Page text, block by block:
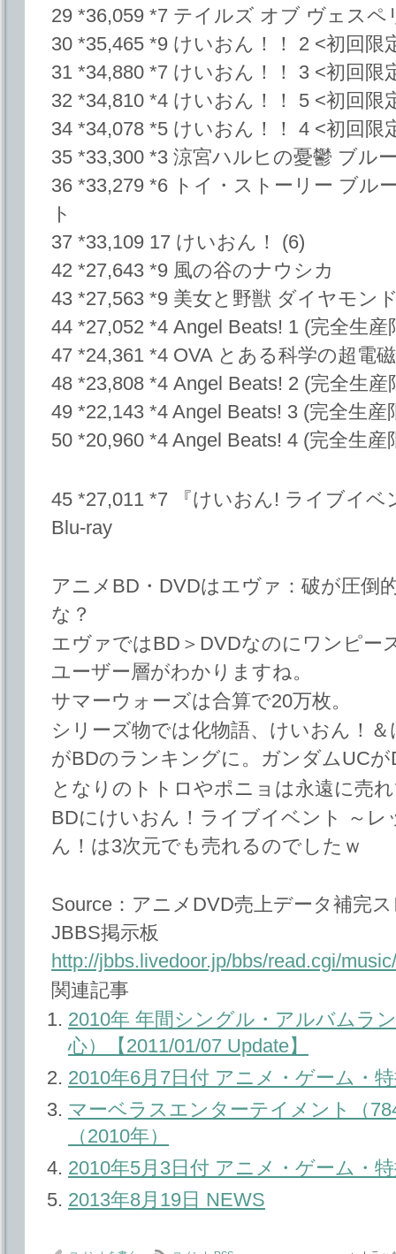
29 *36,059 *7 テイルズ オブ ヴェスペ
30 *35,465 *9 けいおん！！ 2 <初回限
31 *34,880 *7 けいおん！！ 3 <初回限
32 *34,810 *4 けいおん！！ 5 <初回限
34 *34,078 *5 けいおん！！ 4 <初回限
35 *33,300 *3 涼宮ハルヒの憂鬱 ブル
36 *33,279 *6 トイ・ストーリー ブル
ト
37 *33,109 17 けいおん！ (6)
42 *27,643 *9 風の谷のナウシカ
43 *27,563 *9 美女と野獣 ダイヤモン
44 *27,052 *4 Angel Beats! 1 (完全生産
47 *24,361 *4 OVA とある科学の超電
48 *23,808 *4 Angel Beats! 2 (完全生産
49 *22,143 *4 Angel Beats! 3 (完全生産
50 *20,960 *4 Angel Beats! 4 (完全生産
45 *27,011 *7 『けいおん! ライブイベ
Blu-ray
アニメBD・DVDはエヴァ：破が圧倒
な？
エヴァではBD＞DVDなのにワンピー
ユーザー層がわかりますね。
サマーウォーズは合算で20万枚。
シリーズ物では化物語、けいおん！
がBDのランキングに。ガンダムUCが
となりのトトロやポニョは永遠に売
BDにけいおん！ライブイベント ～レ
ん！は3次元でも売れるのでしたｗ
Source：アニメDVD売上データ補完
JBBS掲示板
http://jbbs.livedoor.jp/bbs/read.cgi/
関連記事
2010年 年間シングル・アルバムラ
心）【2011/01/07 Update】
2010年6月7日付 アニメ・ゲーム・
マーベラスエンターテイメント（
（2010年）
2010年5月3日付 アニメ・ゲーム・
2013年8月19日 NEWS